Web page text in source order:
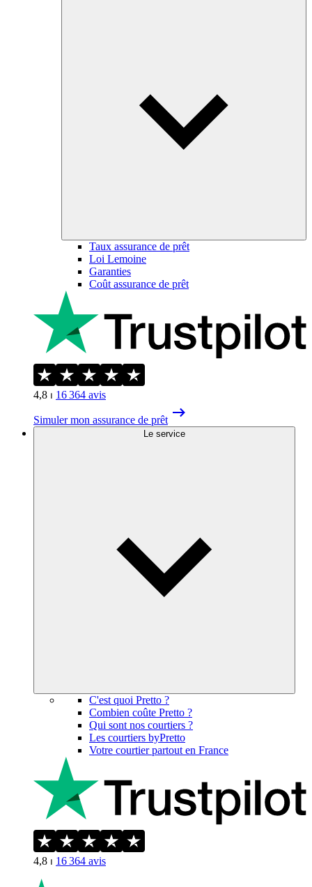
Taux assurance de prêt
Loi Lemoine
Garanties
Coût assurance de prêt
4,8 ⏐ 16 364 avis
Simuler mon assurance de prêt
Le service
C'est quoi Pretto ?
Combien coûte Pretto ?
Qui sont nos courtiers ?
Les courtiers byPretto
Votre courtier partout en France
4,8 ⏐ 16 364 avis